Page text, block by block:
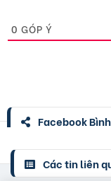
0 GÓP Ý
Facebook
Các tin liên